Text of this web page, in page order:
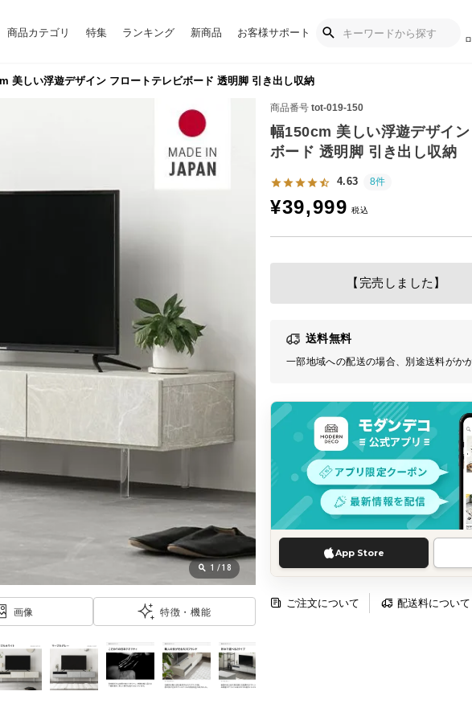
商品カテゴリ 特集 ランキング 新商品 お客様サポート
美しい浮遊デザイン フロートテレビボード 透明脚 引き出し収納
商品番号 tot-019-150
幅150cm 美しい浮遊デザイ
ボード 透明脚 引き出し収納
4.63 8件
¥39,999
【完売しました】
送料無料
一部地域への配送の場合、別途送料がか
App Store
ご注文について 配送料について
1 /18
画像 特徴・機能